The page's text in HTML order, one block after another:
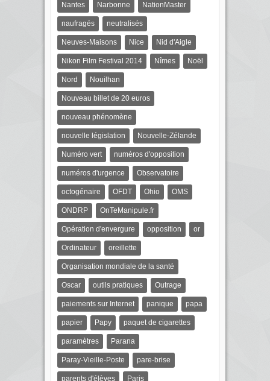
Nantes Narbonne NationMaster
naufragés neutralisés
Neuves-Maisons Nice Nid d'Aigle
Nikon Film Festival 2014 Nîmes Noël
Nord Nouilhan
Nouveau billet de 20 euros
nouveau phénomène
nouvelle législation Nouvelle-Zélande
Numéro vert numéros d'opposition
numéros d'urgence Observatoire
octogénaire OFDT Ohio OMS
ONDRP OnTeManipule.fr
Opération d'envergure opposition or
Ordinateur oreillette
Organisation mondiale de la santé
Oscar outils pratiques Outrage
paiements sur Internet panique papa
papier Papy paquet de cigarettes
paramètres Parana
Paray-Vieille-Poste pare-brise
parents d'élèves Paris